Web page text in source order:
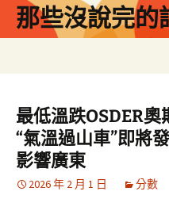
那些沒說完的
最低溫跌OSDER
“氣溫過山車”即將
影響廣東
2026 年 2 月 1 日 分數